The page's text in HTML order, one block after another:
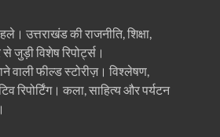
उत्तराखंड की राजनीति, शिक्षा,
जुड़ी विशेष रिपोर्ट्स।
वाली फील्ड स्टोरीज़। विश्लेषण,
रिपोर्टिंग। कला, साहित्य और पर्यटन